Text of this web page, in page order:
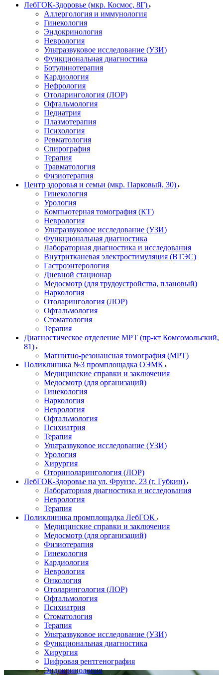
ЛебГОК-Здоровье (мкр. Космос, 8Г)
Аллергология и иммунология
Гинекология
Эндокринология
Неврология
Ультразвуковое исследование (УЗИ)
Функциональная диагностика
Ботулинотерапия
Кардиология
Нефрология
Отоларингология (ЛОР)
Офтальмология
Педиатрия
Плазмотерапия
Психология
Ревматология
Спирография
Терапия
Травматология
Физиотерапия
Центр здоровья и семьи (мкр. Парковый, 30)
Гинекология
Урология
Компьютерная томография (КТ)
Неврология
Ультразвуковое исследование (УЗИ)
Функциональная диагностика
Лабораторная диагностика и исследования
Внутритканевая электростимуляция (ВТЭС)
Гастроэнтерология
Дневной стационар
Медосмотр (для трудоустройства, плановый)
Наркология
Отоларингология (ЛОР)
Офтальмология
Стоматология
Терапия
Диагностическое отделение МРТ (пр-кт Комсомольский,
81)
Магнитно-резонансная томография (МРТ)
Поликлиника №3 промплощадка ОЭМК
Медицинские справки и заключения
Медосмотр (для организаций)
Гинекология
Наркология
Неврология
Офтальмология
Психиатрия
Терапия
Ультразвуковое исследование (УЗИ)
Урология
Хирургия
Оториноларингология (ЛОР)
ЛебГОК-Здоровье на ул. Фрунзе, 23 (г. Губкин)
Лабораторная диагностика и исследования
Неврология
Терапия
Поликлиника промплощадка ЛебГОК
Медицинские справки и заключения
Медосмотр (для организаций)
Физиотерапия
Гинекология
Кардиология
Неврология
Онкология
Отоларингология (ЛОР)
Офтальмология
Психиатрия
Стоматология
Терапия
Ультразвуковое исследование (УЗИ)
Функциональная диагностика
Хирургия
Цифровая рентгенография
Эндокринология